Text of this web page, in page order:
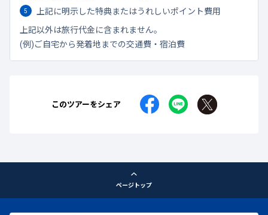
上記に明示した特典またはうれしいポイント費用
上記以外は旅行代金に含まれません。
(例)ご自宅から発着地までの交通費・宿泊費
このツアーをシェア
ページトップ